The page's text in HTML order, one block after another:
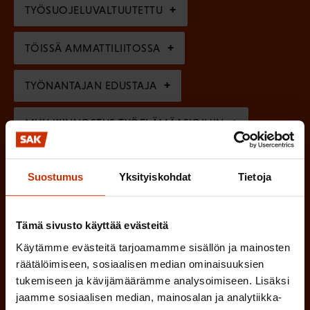
Suostumus Yksityiskohdat Tietoja
Tämä sivusto käyttää evästeitä
Käytämme evästeitä tarjoamamme sisällön ja mainosten
räätälöimiseen, sosiaalisen median ominaisuuksien
tukemiseen ja kävijämäärämme analysoimiseen. Lisäksi
jaamme sosiaalisen median, mainosalan ja analytiikka-
n
)
i
n
e
n
)
TYÖSUOJELUVALTUUTETTU
TÖISSÄ AMMATTILIITOSSA
TYÖNANTAJAN EDUSTAJA
MUU KIINNOSTUS TYÖELÄMÄASIOIHIN
Millä kielellä haluat uutiskirjeesi
k
o
Hyväksyn tietojeni tallentamisen ja käsittelyn
SAK:n viestintärekisterinmukaisesti *